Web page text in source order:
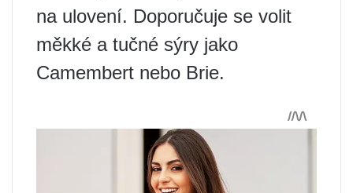
na ulovení. Doporučuje se volit
měkké a tučné sýry jako
Camembert nebo Brie.